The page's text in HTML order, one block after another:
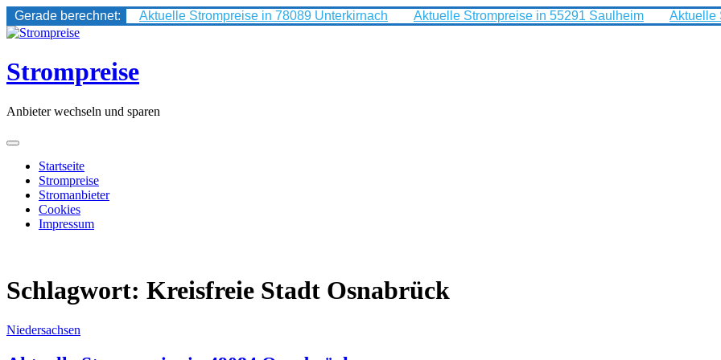
Gerade berechnet: Aktuelle Strompreise in 78089 Unterkirnach Aktuelle Strompreise in 55291 Saulheim Aktuelle
Skip
content
Strompreise
Anbieter wechseln und sparen
Startseite
Strompreise
Stromanbieter
Cookies
Impressum
Schlagwort: Kreisfreie Stadt Osnabrück
Niedersachsen